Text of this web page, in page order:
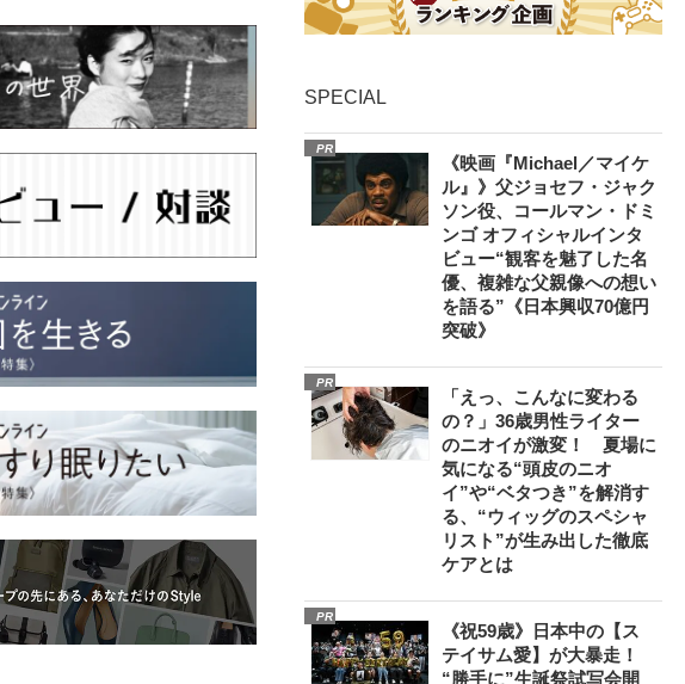
SPECIAL
PR
《映画『Michael／マイケ
ル』》父ジョセフ・ジャク
ソン役、コールマン・ドミ
ンゴ オフィシャルインタ
ビュー“観客を魅了した名
優、複雑な父親像への想い
を語る”《日本興収70億円
突破》
PR
「えっ、こんなに変わる
の？」36歳男性ライター
のニオイが激変！ 夏場に
気になる“頭皮のニオ
イ”や“ベタつき”を解消す
る、“ウィッグのスペシャ
リスト”が生み出した徹底
ケアとは
PR
《祝59歳》日本中の【ス
テイサム愛】が大暴走！
“勝手に”生誕祭試写会開